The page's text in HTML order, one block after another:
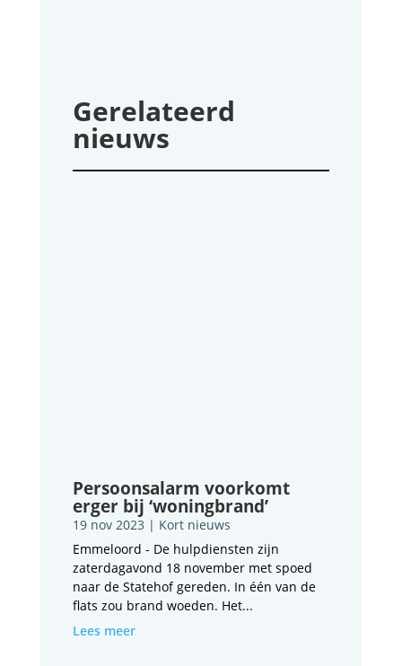
Gerelateerd
nieuws
Persoonsalarm voorkomt
erger bij ‘woningbrand’
19 nov 2023 | Kort nieuws
Emmeloord - De hulpdiensten zijn
zaterdagavond 18 november met spoed
naar de Statehof gereden. In één van de
flats zou brand woeden. Het...
Lees meer